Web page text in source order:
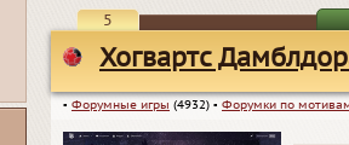
5
Хогвартс
▪ Форумные игры (4932) ▪ Форумки по